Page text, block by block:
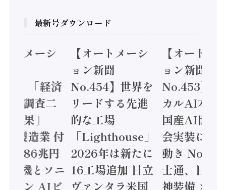
最新号ダウンロード
トメーシ
】「経済
態調査二
結果」
年製造業 付
額86兆円
電機とソニ
コン AIビ
【オートメーシ
ョン新聞
No.454】世界を
リードする先進
的な工場
「Lighthouse」
2026年は新たに
16工場追加 日立
ヴァンタラ米国
【オートメ
ョン新聞
No.453】フ
カルAI本格
国産AI開発
会実装に活
動き
士通、日立
神装備 ×